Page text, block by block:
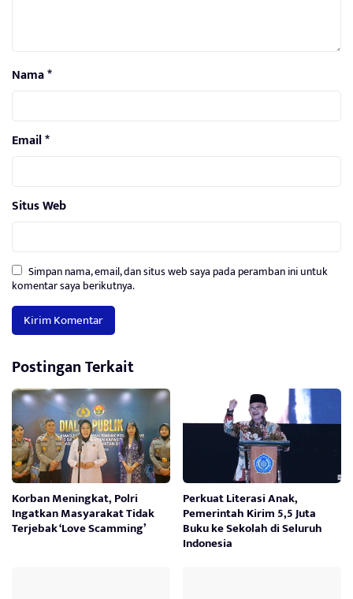
Nama*
Email*
Situs Web
Simpan nama, email, dan situs web saya pada peramban ini untuk
komentar saya berikutnya.
Postingan Terkait
Korban Meningkat, Polri
Ingatkan Masyarakat Tidak
Terjebak ‘Love Scamming’
Perkuat Literasi Anak,
Pemerintah Kirim 5,5 Juta
Buku ke Sekolah di Seluruh
Indonesia